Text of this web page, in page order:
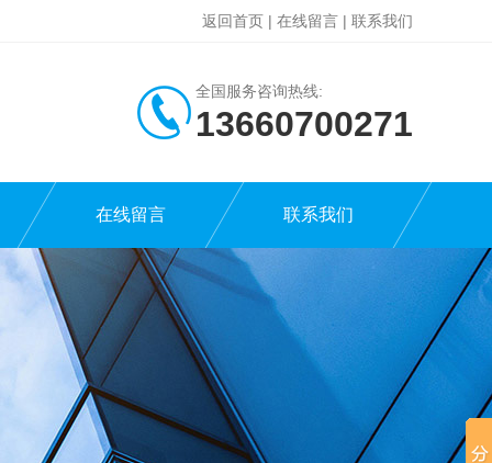
返回首页 | 在线留言 | 联系我们
全国服务咨询热线:
13660700271
在线留言 联系我们